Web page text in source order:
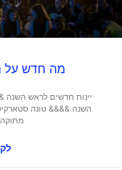
מה חדש על
יינות חדשים לראש השנה
השנה &&&& טונה